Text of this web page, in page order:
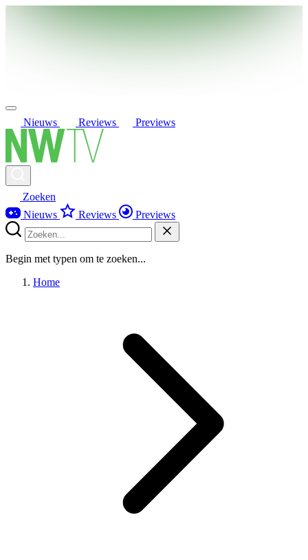
Nieuws Reviews Previews
Zoeken
Nieuws
Reviews Previews
Begin met typen om te zoeken...
Home